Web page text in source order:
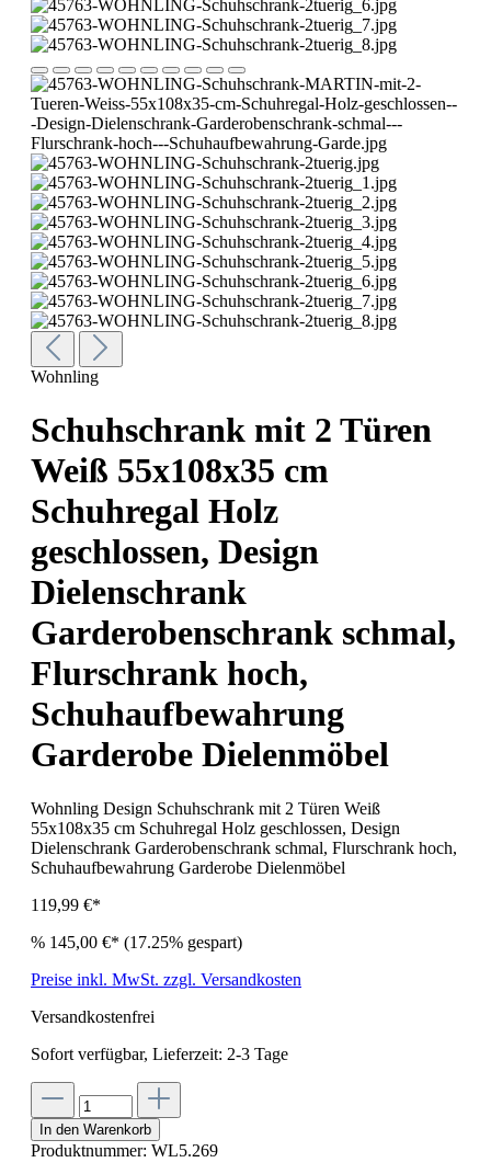
Wohnling
Schuhschrank mit 2 Türen
Weiß 55x108x35 cm
Schuhregal Holz
geschlossen, Design
Dielenschrank
Garderobenschrank schmal,
Flurschrank hoch,
Schuhaufbewahrung
Garderobe Dielenmöbel
Wohnling Design Schuhschrank mit 2 Türen Weiß
55x108x35 cm Schuhregal Holz geschlossen, Design
Dielenschrank Garderobenschrank schmal, Flurschrank hoch,
Schuhaufbewahrung Garderobe Dielenmöbel
119,99 €*
% 145,00 €* (17.25% gespart)
Preise inkl. MwSt. zzgl. Versandkosten
Versandkostenfrei
Sofort verfügbar, Lieferzeit: 2-3 Tage
In den Warenkorb
Produktnummer: WL5.269